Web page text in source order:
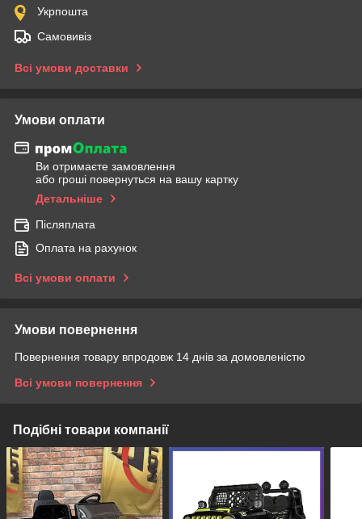
Укрпошта
Самовивіз
Всі умови доставки
Умови оплати
Ви отримаєте замовлення
або гроші повернуться на вашу картку
Детальніше
Післяплата
Оплата на рахунок
Всі умови оплати
Умови повернення
Повернення товару впродовж 14 днів за домовленістю
Всі умови повернення
Подібні товари компанії